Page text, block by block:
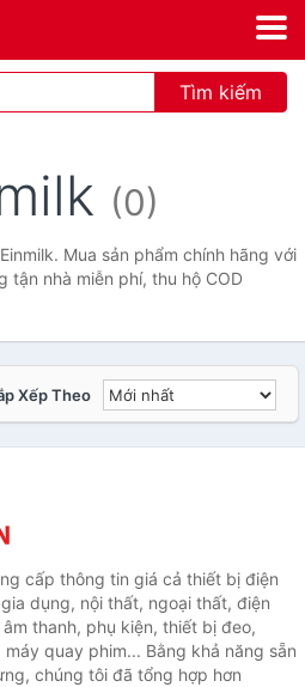
Tìm kiếm
(0)
Mua sản phẩm chính hãng với
tận nhà miễn phí, thu hộ COD
Xếp Theo
cấp thông tin giá cả thiết bị điện
dụng, nội thất, ngoại thất, điện
thanh, phụ kiện, thiết bị đeo,
quay phim... Bằng khả năng sẵn
chúng tôi đã tổng hợp hơn